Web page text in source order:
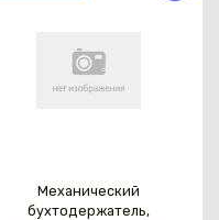
Механический
бухтодержатель,